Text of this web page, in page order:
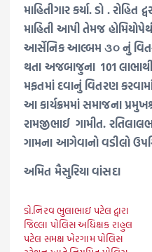
માહિતીગાર કર્યા. ડો . રોહિત
માહિતી આપી તેમજ
આર્સેનિક આલ્બમ ૩૦ નું
થતા અજબાજુના 101
મફતમાં દવાનું વિતરણ
આ કાર્યક્રમમાં સમાજના
રામજીભાઈ ગામીત.
ગામના આગેવાનો વડીલો
અમિત મૈસુરિયા વાંસદા
ડો.નિરવ ભુલાભાઇ પટેલ દ્વારા
જિલ્લા પોલિસ અધિક્ષક રાહુલ
પટેલ સમક્ષ ખેરગામ પોલિસ